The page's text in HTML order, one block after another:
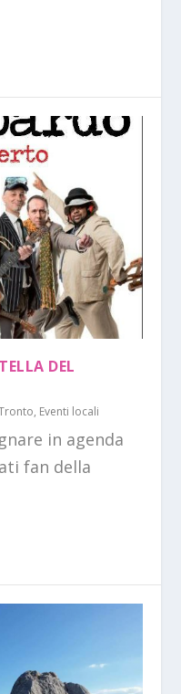
DEL
, Eventi locali
in agenda
fan della